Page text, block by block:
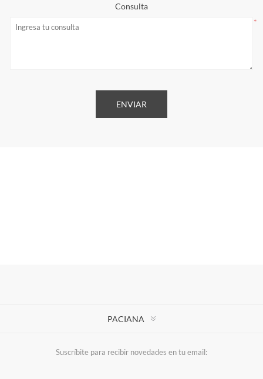
Consulta
*
PACIANA
Suscríbite para recibir novedades en tu email: